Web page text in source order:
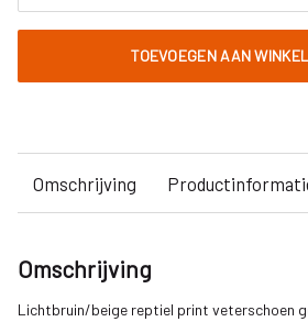
TOEVOEGEN AAN
Omschrijving
Omschrijving
Lichtbruin/beige reptiel print veterschoen